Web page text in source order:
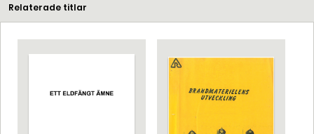
Relaterade titlar